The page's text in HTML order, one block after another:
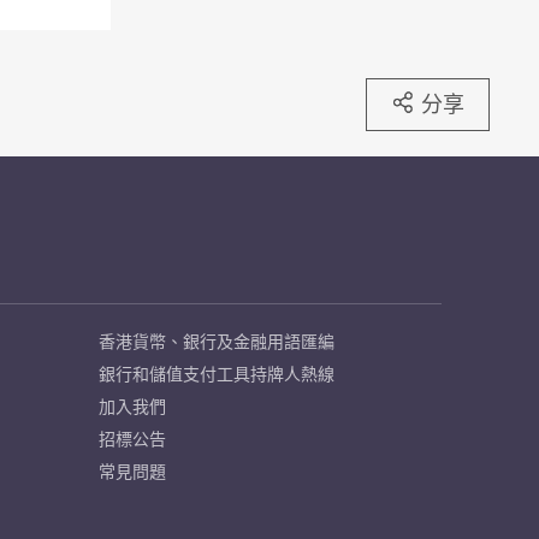
分享
香港貨幣、銀行及金融用語匯編
銀行和儲值支付工具持牌人熱線
加入我們
招標公告
常見問題